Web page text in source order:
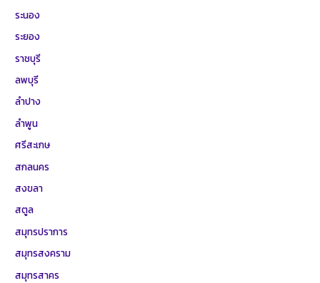
ระนอง
ระยอง
ราชบุรี
ลพบุรี
ลำปาง
ลำพูน
ศรีสะเกษ
สกลนคร
สงขลา
สตูล
สมุทรปราการ
สมุทรสงคราม
สมุทรสาคร